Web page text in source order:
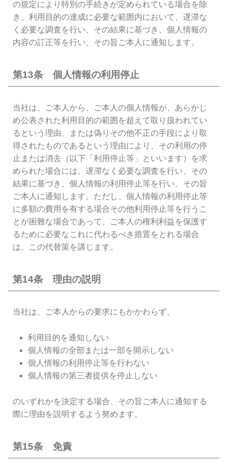
の規定により特別の手続きが定められている場合を除
き、利用目的の達成に必要な範囲内において、遅滞な
く必要な調査を行い、その結果に基づき、個人情報の
内容の訂正等を行い、その旨ご本人に通知します。
第13条 個人情報の利用停止
当社は、ご本人から、ご本人の個人情報が、あらかじ
め公表された利用目的の範囲を超えて取り扱われてい
るという理由、または偽りその他不正の手段により取
得されたものであるという理由により、その利用の停
止または消去（以下「利用停止等」といいます）を求
められた場合には、遅滞なく必要な調査を行い、その
結果に基づき、個人情報の利用停止等を行い、その旨
ご本人に通知します。ただし、個人情報の利用停止等
に多額の費用を有する場合その他利用停止等を行うこ
とが困難な場合であって、ご本人の権利利益を保護す
るために必要なこれに代わるべき措置をとれる場合
は、この代替策を講じます。
第14条 理由の説明
当社は、ご本人からの要求にもかかわらず、
利用目的を通知しない
個人情報の全部または一部を開示しない
個人情報の利用停止等を行わない
個人情報の第三者提供を停止しない
のいずれかを決定する場合、その旨ご本人に通知する
際に理由を説明するよう努めます。
第15条 免責